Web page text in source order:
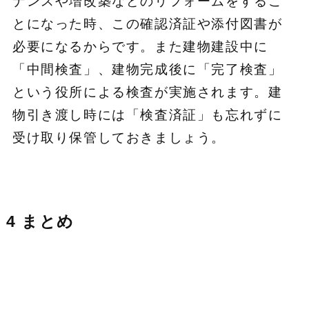
とになった時、この確認済証や添付図書が
必要になるからです。また建物建設中に
「中間検査」、建物完成後に「完了検査」
という役所による検査が実施されます。建
物引き渡し時には「検査済証」も忘れずに
受け取り保管しておきましょう。
4 まとめ